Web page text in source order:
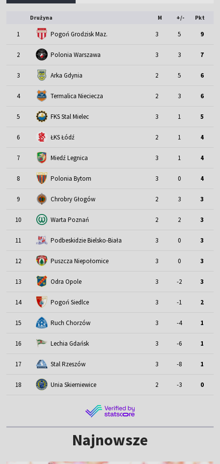
Drużyna M +/- Pkt
1 Pogoń Grodzisk Maz. 3 5 9
2 Polonia Warszawa 3 3 7
3 Arka Gdynia 2 5 6
4 Termalica Nieciecza 2 3 6
5 FKS Stal Mielec 3 1 5
6 ŁKS Łódź 2 1 4
7 Miedź Legnica 3 1 4
8 Polonia Bytom 3 0 4
9 Chrobry Głogów 2 3 3
10 Warta Poznań 2 2 3
11 Podbeskidzie Bielsko-Biała 3 0 3
12 Puszcza Niepołomice 3 0 3
13 Odra Opole 3 -2 3
14 Pogoń Siedlce 3 -1 2
15 Ruch Chorzów 3 -4 1
16 Lechia Gdańsk 3 -6 1
17 Stal Rzeszów 3 -8 1
18 Unia Skierniewice 2 -3 0
Najnowsze